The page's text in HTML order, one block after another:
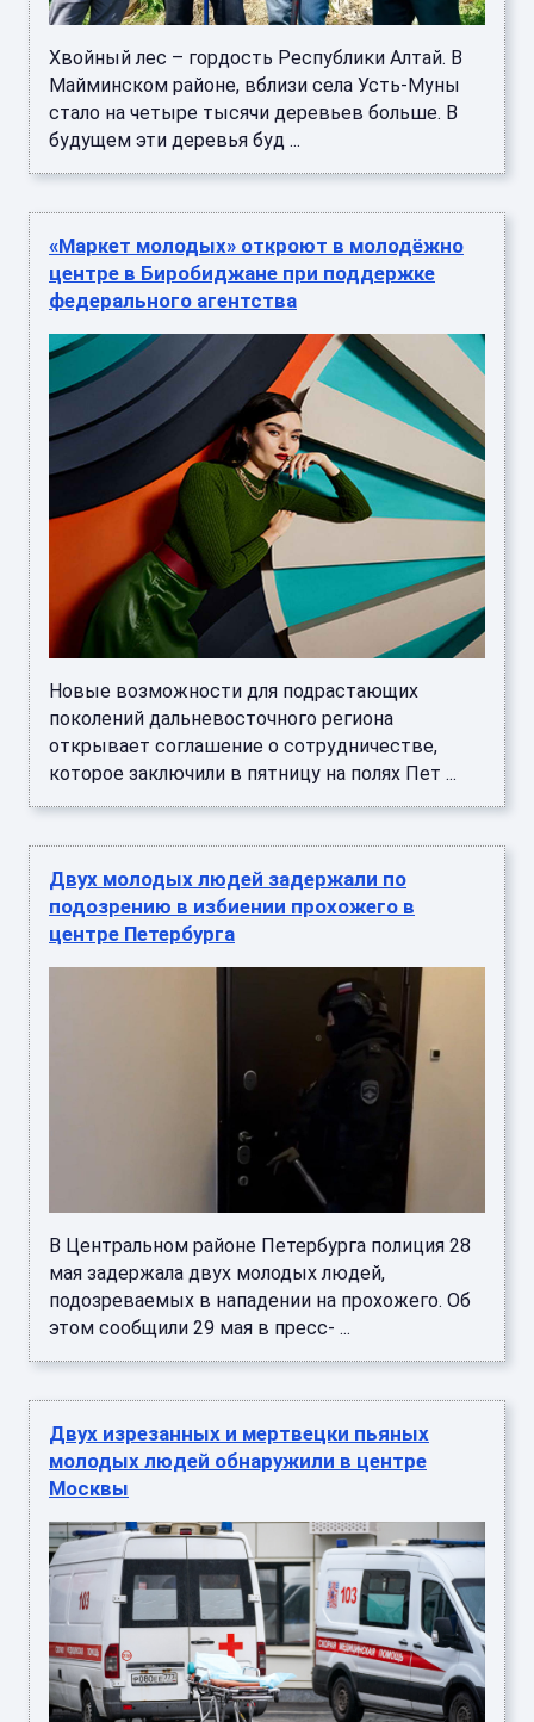
Хвойный лес – гордость Республики Алтай. В
Майминском районе, вблизи села Усть-Муны
стало на четыре тысячи деревьев больше. В
будущем эти деревья буд ...
«Маркет молодых» откроют в молодёжно
центре в Биробиджане при поддержке
федерального агентства
Новые возможности для подрастающих
поколений дальневосточного региона
открывает соглашение о сотрудничестве,
которое заключили в пятницу на полях Пет ...
Двух молодых людей задержали по
подозрению в избиении прохожего в
центре Петербурга
В Центральном районе Петербурга полиция 28
мая задержала двух молодых людей,
подозреваемых в нападении на прохожего. Об
этом сообщили 29 мая в пресс- ...
Двух изрезанных и мертвецки пьяных
молодых людей обнаружили в центре
Москвы